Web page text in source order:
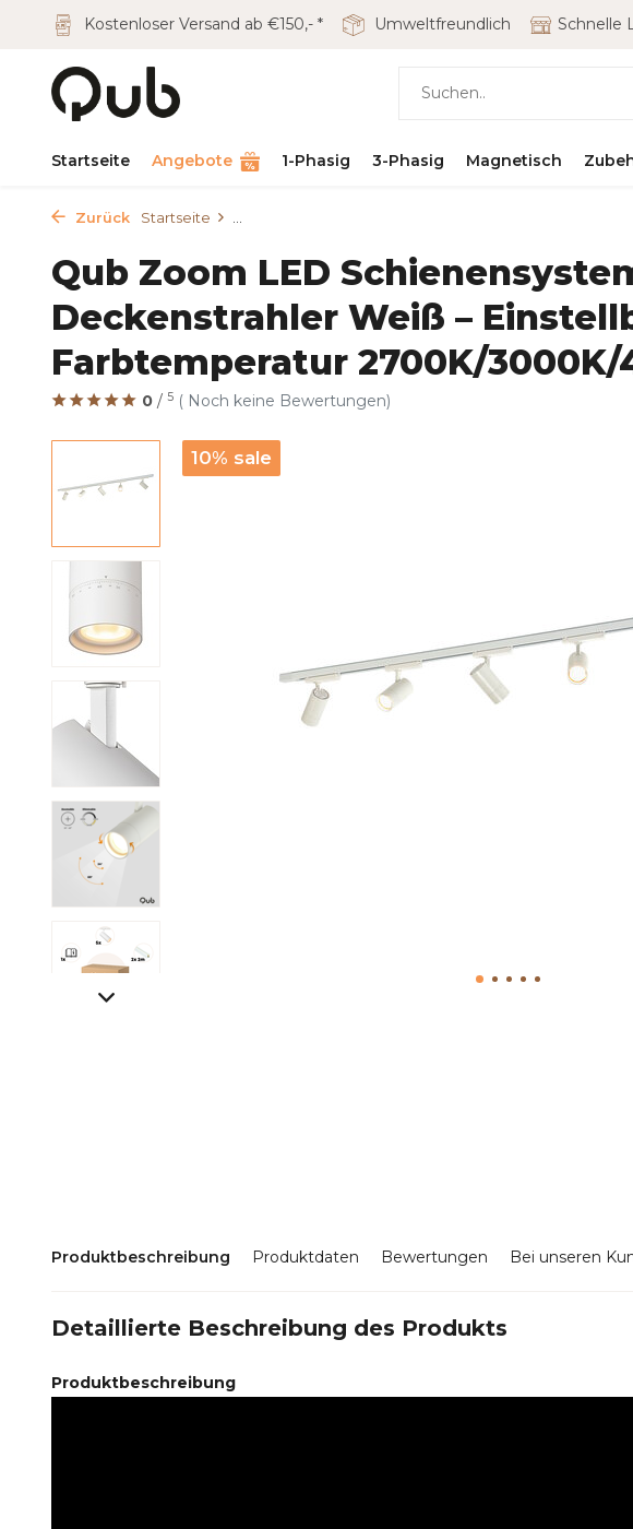
Kostenloser Versand ab €150,- * Umweltfreundlich Schnelle
Startseite Angebote 1-Phasig 3-Phasig Magnetisch
Zurück Startseite
Qub Zoom LED
Deckenstrahler Weiß –
Farbtemperatur 2700K/
0 / 5 ( Noch keine Bewertungen)
10% sale
Produktbeschreibung Produktdaten Bewertungen Bei unseren
Detaillierte Beschreibung des Produkts
Produktbeschreibung